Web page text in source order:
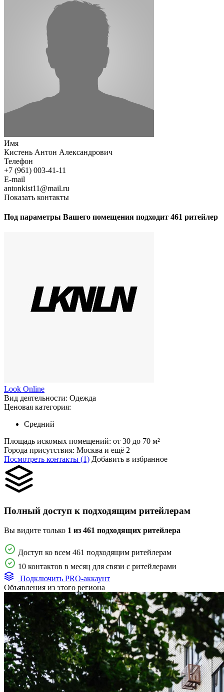
Имя
Кистень Антон Александрович
Телефон
+7 (961) 003-41-11
E-mail
antonkist11@mail.ru
Показать контакты
Под параметры Вашего помещения подходит 461 ритейлер
Look Online
Вид деятельности: Одежда
Ценовая категория:
Средний
Площадь искомых помещений: от 30 до 70 м²
Города присутствия: Москва и ещё 2
Посмотреть контакты (1) Добавить в избранное
Полный доступ к подходящим ритейлерам
Вы видите только 1 из 461 подходящих ритейлера
Доступ ко всем 461 подходящим ритейлерам
10 контактов в месяц для связи с ритейлерами
Подключить PRO-аккаунт
Объявления из этого региона